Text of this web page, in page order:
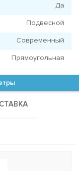
Да
Подвесной
Современный
Прямоугольная